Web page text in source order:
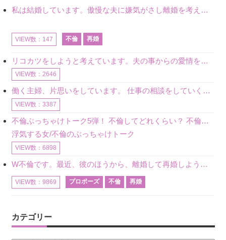
私は結婚しています。傲慢な夫に嫌気がさし離婚を考えていたときに、彼と出会いました。彼には恋人がいましたが、話をするうちに、夫とのことを相談するようにな
VIEW数：147 不倫 再婚
リコカツをしようと考えています。夫の事からの愛情を全く感じません。子供がいるので、子供が成長するまではと我慢しています。 まず、お金が必要だと考え、仕事の量も増やしました。ところが、夫は働かず、結局は
VIEW数：2646
働く主婦、片思いをしています。 仕事の相談をしていくうちに、彼のことを好きになりました。私には夫も子供もいます。不倫をしているわけでもなく、もちろん、この気持ちは誰にも話していません。 ラインをする関
VIEW数：3387
不倫ぶっちゃけトーク5弾！ 不倫してどれくらい？ 不倫のあれこれを、なんでもどうぞ♪♪
浮気する女/不倫のぶっちゃけトーク
VIEW数：6898
W不倫です。最近、彼のほうから、離婚して再婚しよう、と言ってきました。ハッキリいうと、そこまでは考えていませんでした。彼を好きな気持ちはあるし、彼なしの生活は考えられません。だけど、離婚して再婚すると
VIEW数：9869 プロポーズ 不倫 再婚
カテゴリー